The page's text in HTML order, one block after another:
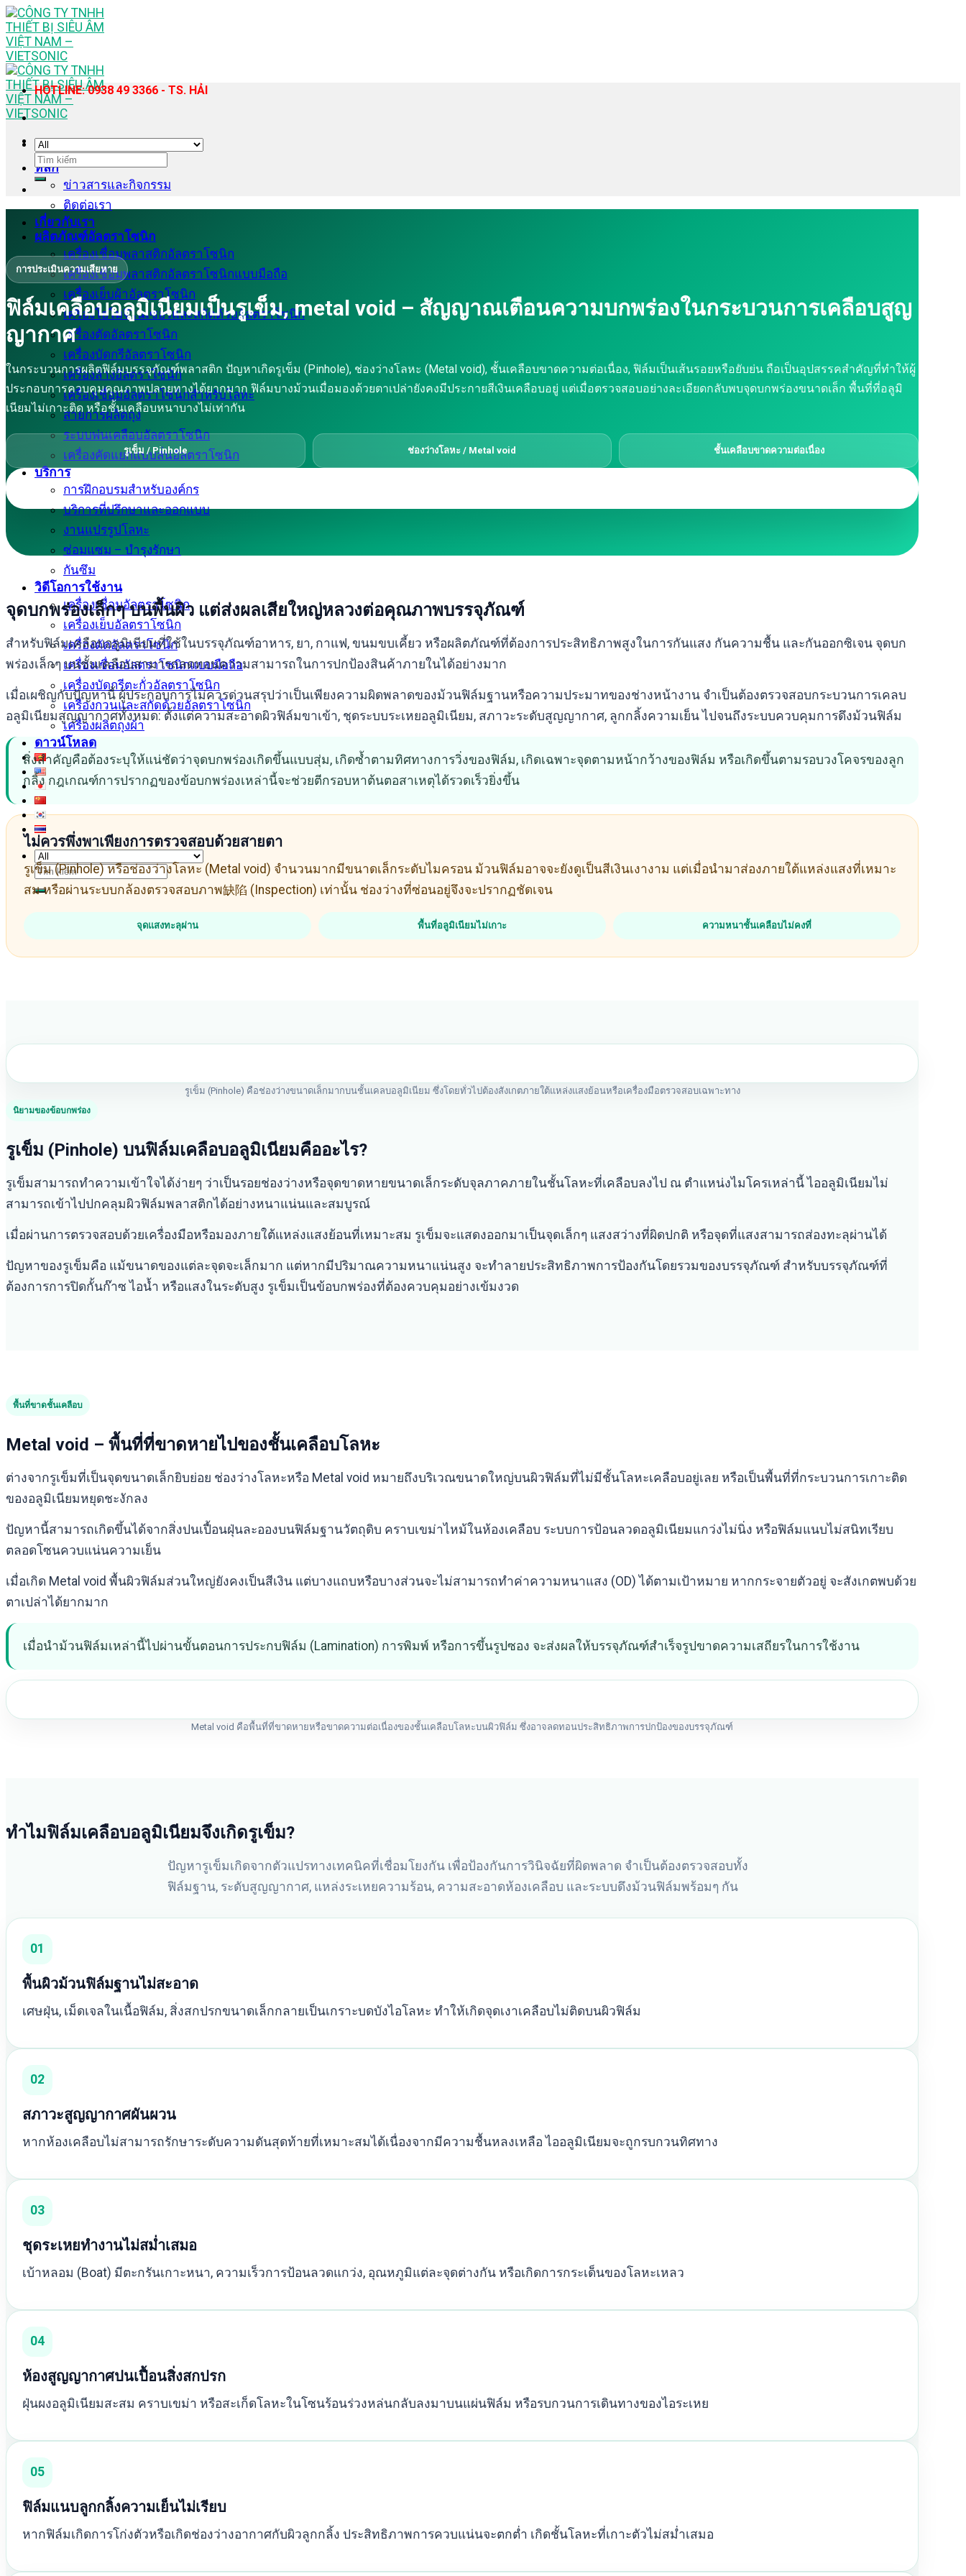
Skip
to
content
หลัก
ข่าวสารและกิจกรรม
ติดต่อเรา
เกี่ยวกับเรา
ผลิตภัณฑ์อัลตราโซนิก
เครื่องเชื่อมพลาสติกอัลตราโซนิก
เครื่องเชื่อมพลาสติกอัลตราโซนิกแบบมือถือ
เครื่องเย็บผ้าอัลตราโซนิก
เครื่องโฮโมจีไนเซอร์และสกัดด้วยอัลตราโซนิก
เครื่องตัดอัลตราโซนิก
เครื่องบัดกรีอัลตราโซนิก
เครื่องล้างอัลตราโซนิก
เครื่องเชื่อมอัลตราโซนิกสำหรับโลหะ
สายการผลิตถุง
ระบบพ่นเคลือบอัลตราโซนิก
เครื่องคัดแยกแบบสั่นอัลตราโซนิก
บริการ
การฝึกอบรมสำหรับองค์กร
บริการที่ปรึกษาและออกแบบ
งานแปรรูปโลหะ
ซ่อมแซม – บำรุงรักษา
กันซึม
วิดีโอการใช้งาน
เครื่องเชื่อมอัลตราโซนิก
เครื่องเย็บอัลตราโซนิก
เครื่องตัดอัลตราโซนิก
เครื่องเชื่อมอัลตราโซนิกแบบมือถือ
เครื่องบัดกรีตะกั่วอัลตราโซนิก
เครื่องกวนและสกัดด้วยอัลตราโซนิก
เครื่องผลิตถุงผ้า
ดาวน์โหลด
ค้นหา:
HOTLINE: 0938 49 3366 - TS. HẢI
ค้นหา:
การประเมินความเสียหาย
ฟิล์มเคลือบอลูมิเนียมเป็นรูเข็ม, metal void – สัญญาณเตือนความบกพร่องในกระบวนการเคลือบสูญ
ญากาศ
ในกระบวนการผลิตฟิล์มบรรจุภัณฑ์พลาสติก ปัญหาเกิดรูเข็ม (Pinhole), ช่องว่างโลหะ (Metal void), ชั้นเคลือบขาดความต่อเนื่อง, ฟิล์มเป็นเส้นรอยหรือยับย่น ถือเป็นอุปสรรคสำคัญที่ทำให้ผู้
ประกอบการควบคุมคุณภาพปลายทางได้ยากมาก ฟิล์มบางม้วนเมื่อมองด้วยตาเปล่ายังคงมีประกายสีเงินเคลือบอยู่ แต่เมื่อตรวจสอบอย่างละเอียดกลับพบจุดบกพร่องขนาดเล็ก พื้นที่ที่อลูมิ
เนียมไม่เกาะติด หรือชั้นเคลือบหนาบางไม่เท่ากัน
รูเข็ม / Pinhole ช่องว่างโลหะ / Metal void ชั้นเคลือบขาดความต่อเนื่อง
จุดบกพร่องเล็กๆ บนพื้นผิว แต่ส่งผลเสียใหญ่หลวงต่อคุณภาพบรรจุภัณฑ์
สำหรับฟิล์มเคลือบอลูมิเนียมที่ใช้ในบรรจุภัณฑ์อาหาร, ยา, กาแฟ, ขนมขบเคี้ยว หรือผลิตภัณฑ์ที่ต้องการประสิทธิภาพสูงในการกันแสง กันความชื้น และกันออกซิเจน จุดบก
พร่องเล็กๆ บนชั้นเคลือบสามารถลดทอนความสามารถในการปกป้องสินค้าภายในได้อย่างมาก
เมื่อเผชิญกับปัญหานี้ ผู้ประกอบการไม่ควรด่วนสรุปว่าเป็นเพียงความผิดพลาดของม้วนฟิล์มฐานหรือความประมาทของช่างหน้างาน จำเป็นต้องตรวจสอบกระบวนการเคลบ
อลูมิเนียมสูญญากาศทั้งหมด: ตั้งแต่ความสะอาดผิวฟิล์มขาเข้า, ชุดระบบระเหยอลูมิเนียม, สภาวะระดับสูญญากาศ, ลูกกลิ้งความเย็น ไปจนถึงระบบควบคุมการดึงม้วนฟิล์ม
สิ่งสำคัญคือต้องระบุให้แน่ชัดว่าจุดบกพร่องเกิดขึ้นแบบสุ่ม, เกิดซ้ำตามทิศทางการวิ่งของฟิล์ม, เกิดเฉพาะจุดตามหน้ากว้างของฟิล์ม หรือเกิดขึ้นตามรอบวงโคจรของลูก
กลิ้ง กฎเกณฑ์การปรากฏของข้อบกพร่องเหล่านี้จะช่วยตีกรอบหาต้นตอสาเหตุได้รวดเร็วยิ่งขึ้น
ไม่ควรพึ่งพาเพียงการตรวจสอบด้วยสายตา
รูเข็ม (Pinhole) หรือช่องว่างโลหะ (Metal void) จำนวนมากมีขนาดเล็กระดับไมครอน ม้วนฟิล์มอาจจะยังดูเป็นสีเงินเงางาม แต่เมื่อนำมาส่องภายใต้แหล่งแสงที่เหมาะ
สม หรือผ่านระบบกล้องตรวจสอบภาพ缺陷 (Inspection) เท่านั้น ช่องว่างที่ซ่อนอยู่จึงจะปรากฏชัดเจน
จุดแสงทะลุผ่าน พื้นที่อลูมิเนียมไม่เกาะ ความหนาชั้นเคลือบไม่คงที่
รูเข็ม (Pinhole) คือช่องว่างขนาดเล็กมากบนชั้นเคลบอลูมิเนียม ซึ่งโดยทั่วไปต้องสังเกตภายใต้แหล่งแสงย้อนหรือเครื่องมือตรวจสอบเฉพาะทาง
นิยามของข้อบกพร่อง
รูเข็ม (Pinhole) บนฟิล์มเคลือบอลูมิเนียมคืออะไร?
รูเข็มสามารถทำความเข้าใจได้ง่ายๆ ว่าเป็นรอยช่องว่างหรือจุดขาดหายขนาดเล็กระดับจุลภาคภายในชั้นโลหะที่เคลือบลงไป ณ ตำแหน่งไมโครเหล่านี้ ไออลูมิเนียมไม่
สามารถเข้าไปปกคลุมผิวฟิล์มพลาสติกได้อย่างหนาแน่นและสมบูรณ์
เมื่อผ่านการตรวจสอบด้วยเครื่องมือหรือมองภายใต้แหล่งแสงย้อนที่เหมาะสม รูเข็มจะแสดงออกมาเป็นจุดเล็กๆ แสงสว่างที่ผิดปกติ หรือจุดที่แสงสามารถส่องทะลุผ่านได้
ปัญหาของรูเข็มคือ แม้ขนาดของแต่ละจุดจะเล็กมาก แต่หากมีปริมาณความหนาแน่นสูง จะทำลายประสิทธิภาพการป้องกันโดยรวมของบรรจุภัณฑ์ สำหรับบรรจุภัณฑ์ที่
ต้องการการปิดกั้นก๊าซ ไอน้ำ หรือแสงในระดับสูง รูเข็มเป็นข้อบกพร่องที่ต้องควบคุมอย่างเข้มงวด
พื้นที่ขาดชั้นเคลือบ
Metal void – พื้นที่ที่ขาดหายไปของชั้นเคลือบโลหะ
ต่างจากรูเข็มที่เป็นจุดขนาดเล็กยิบย่อย ช่องว่างโลหะหรือ Metal void หมายถึงบริเวณขนาดใหญ่บนผิวฟิล์มที่ไม่มีชั้นโลหะเคลือบอยู่เลย หรือเป็นพื้นที่ที่กระบวนการเกาะติด
ของอลูมิเนียมหยุดชะงักลง
ปัญหานี้สามารถเกิดขึ้นได้จากสิ่งปนเปื้อนฝุ่นละอองบนฟิล์มฐานวัตถุดิบ คราบเขม่าไหม้ในห้องเคลือบ ระบบการป้อนลวดอลูมิเนียมแกว่งไม่นิ่ง หรือฟิล์มแนบไม่สนิทเรียบ
ตลอดโซนควบแน่นความเย็น
เมื่อเกิด Metal void พื้นผิวฟิล์มส่วนใหญ่ยังคงเป็นสีเงิน แต่บางแถบหรือบางส่วนจะไม่สามารถทำค่าความหนาแสง (OD) ได้ตามเป้าหมาย หากกระจายตัวอยู่ จะสังเกตพบด้วย
ตาเปล่าได้ยากมาก
เมื่อนำม้วนฟิล์มเหล่านี้ไปผ่านขั้นตอนการประกบฟิล์ม (Lamination) การพิมพ์ หรือการขึ้นรูปซอง จะส่งผลให้บรรจุภัณฑ์สำเร็จรูปขาดความเสถียรในการใช้งาน
Metal void คือพื้นที่ที่ขาดหายหรือขาดความต่อเนื่องของชั้นเคลือบโลหะบนผิวฟิล์ม ซึ่งอาจลดทอนประสิทธิภาพการปกป้องของบรรจุภัณฑ์
ทำไมฟิล์มเคลือบอลูมิเนียมจึงเกิดรูเข็ม?
ปัญหารูเข็มเกิดจากตัวแปรทางเทคนิคที่เชื่อมโยงกัน เพื่อป้องกันการวินิจฉัยที่ผิดพลาด จำเป็นต้องตรวจสอบทั้ง
ฟิล์มฐาน, ระดับสูญญากาศ, แหล่งระเหยความร้อน, ความสะอาดห้องเคลือบ และระบบดึงม้วนฟิล์มพร้อมๆ กัน
01
พื้นผิวม้วนฟิล์มฐานไม่สะอาด
เศษฝุ่น, เม็ดเจลในเนื้อฟิล์ม, สิ่งสกปรกขนาดเล็กกลายเป็นเกราะบดบังไอโลหะ ทำให้เกิดจุดเงาเคลือบไม่ติดบนผิวฟิล์ม
02
สภาวะสูญญากาศผันผวน
หากห้องเคลือบไม่สามารถรักษาระดับความดันสุดท้ายที่เหมาะสมได้เนื่องจากมีความชื้นหลงเหลือ ไออลูมิเนียมจะถูกรบกวนทิศทาง
03
ชุดระเหยทำงานไม่สม่ำเสมอ
เบ้าหลอม (Boat) มีตะกรันเกาะหนา, ความเร็วการป้อนลวดแกว่ง, อุณหภูมิแต่ละจุดต่างกัน หรือเกิดการกระเด็นของโลหะเหลว
04
ห้องสูญญากาศปนเปื้อนสิ่งสกปรก
ฝุ่นผงอลูมิเนียมสะสม คราบเขม่า หรือสะเก็ดโลหะในโซนร้อนร่วงหล่นกลับลงมาบนแผ่นฟิล์ม หรือรบกวนการเดินทางของไอระเหย
05
ฟิล์มแนบลูกกลิ้งความเย็นไม่เรียบ
หากฟิล์มเกิดการโก่งตัวหรือเกิดช่องว่างอากาศกับผิวลูกกลิ้ง ประสิทธิภาพการควบแน่นจะตกต่ำ เกิดชั้นโลหะที่เกาะตัวไม่สม่ำเสมอ